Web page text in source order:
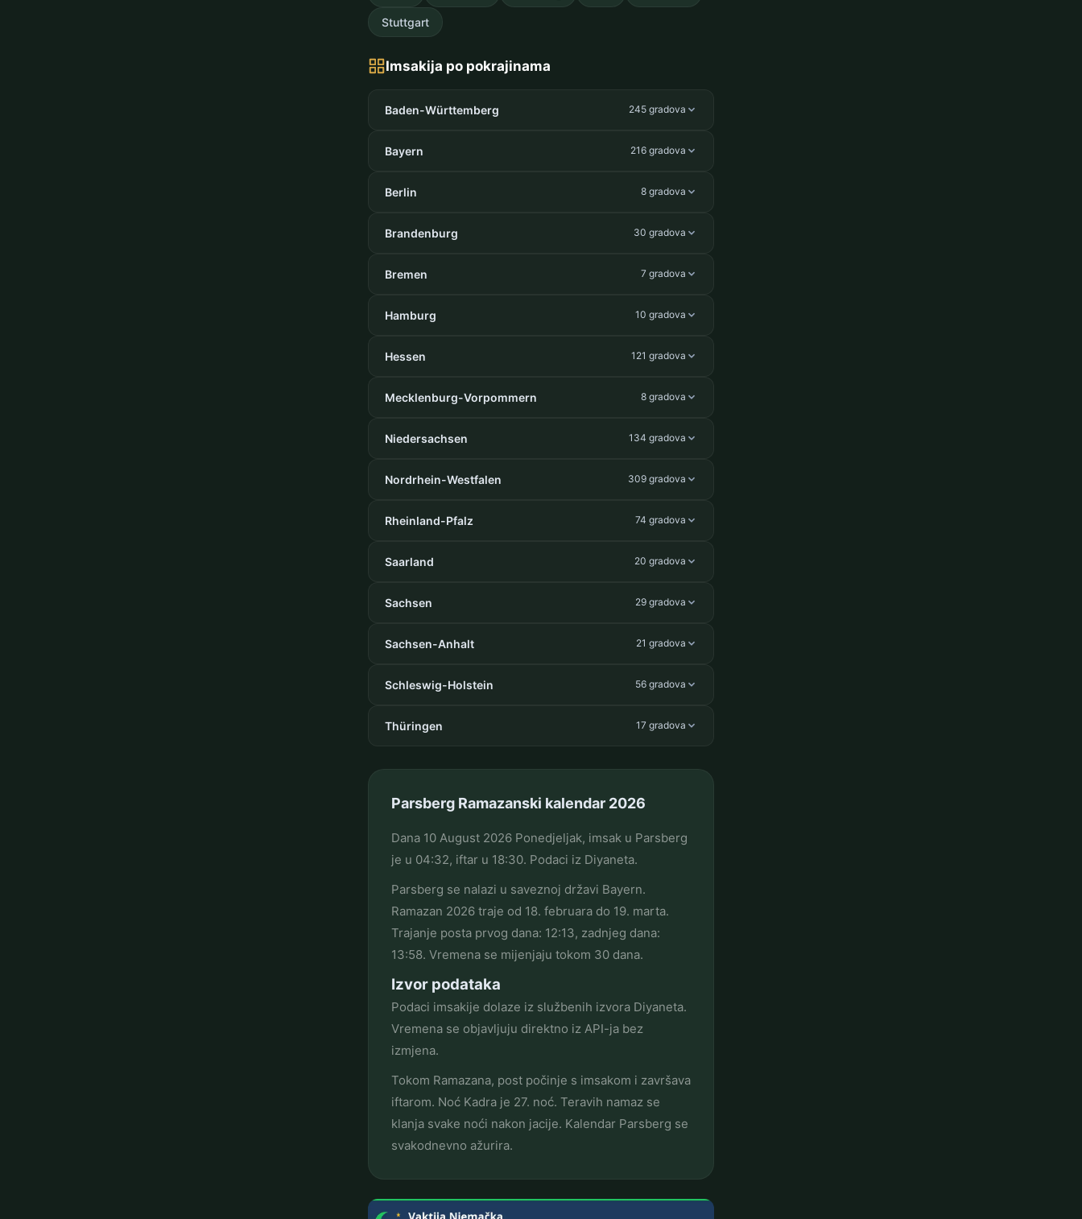
Stuttgart
Imsakija po pokrajinama
Baden-Württemberg 245 gradova
Bayern 216 gradova
Berlin 8 gradova
Brandenburg 30 gradova
Bremen 7 gradova
Hamburg 10 gradova
Hessen 121 gradova
Mecklenburg-Vorpommern 8 gradova
Niedersachsen 134 gradova
Nordrhein-Westfalen 309 gradova
Rheinland-Pfalz 74 gradova
Saarland 20 gradova
Sachsen 29 gradova
Sachsen-Anhalt 21 gradova
Schleswig-Holstein 56 gradova
Thüringen 17 gradova
Parsberg Ramazanski kalendar 2026
Dana 10 August 2026 Ponedjeljak, imsak u Parsberg
je u 04:32, iftar u 18:30. Podaci iz Diyaneta.
Parsberg se nalazi u saveznoj državi Bayern.
Ramazan 2026 traje od 18. februara do 19. marta.
Trajanje posta prvog dana: 12:13, zadnjeg dana:
13:58. Vremena se mijenjaju tokom 30 dana.
Izvor podataka
Podaci imsakije dolaze iz službenih izvora Diyaneta.
Vremena se objavljuju direktno iz API-ja bez
izmjena.
Tokom Ramazana, post počinje s imsakom i završava
iftarom. Noć Kadra je 27. noć. Teravih namaz se
klanja svake noći nakon jacije. Kalendar Parsberg se
svakodnevno ažurira.